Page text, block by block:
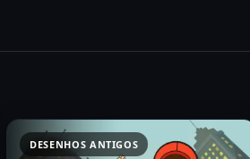
DESENHOS ANTIGOS